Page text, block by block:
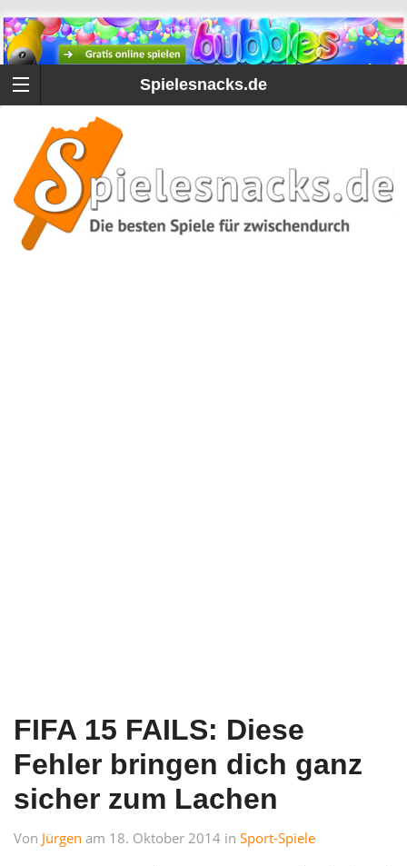
Spielesnacks.de
FIFA 15 FAILS: Diese
Fehler bringen dich ganz
sicher zum Lachen
Von Jürgen am 18. Oktober 2014 in Sport-Spiele